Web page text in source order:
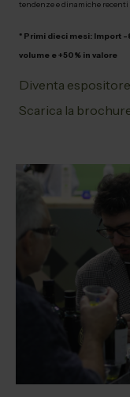
tendenze e dinamiche recenti
* Primi dieci mesi: Import -
volume e +50% in valore
Diventa espositore
Scarica la